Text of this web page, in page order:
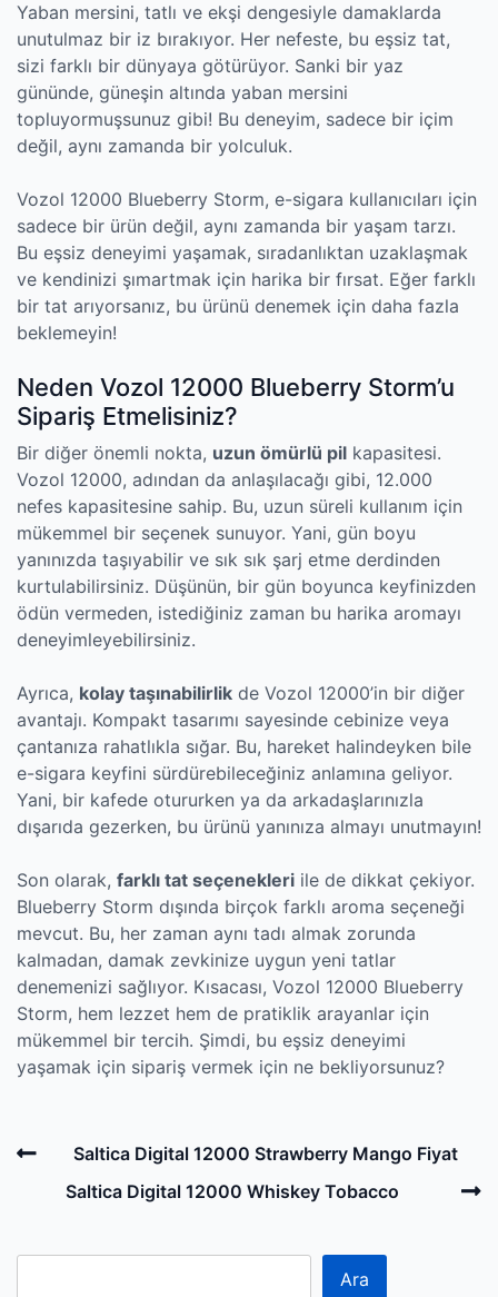
Yaban mersini, tatlı ve ekşi dengesiyle damaklarda
unutulmaz bir iz bırakıyor. Her nefeste, bu eşsiz tat,
sizi farklı bir dünyaya götürüyor. Sanki bir yaz
gününde, güneşin altında yaban mersini
topluyormuşsunuz gibi! Bu deneyim, sadece bir içim
değil, aynı zamanda bir yolculuk.
Vozol 12000 Blueberry Storm, e-sigara kullanıcıları için
sadece bir ürün değil, aynı zamanda bir yaşam tarzı.
Bu eşsiz deneyimi yaşamak, sıradanlıktan uzaklaşmak
ve kendinizi şımartmak için harika bir fırsat. Eğer farklı
bir tat arıyorsanız, bu ürünü denemek için daha fazla
beklemeyin!
Neden Vozol 12000 Blueberry Storm’u
Sipariş Etmelisiniz?
Bir diğer önemli nokta, uzun ömürlü pil kapasitesi.
Vozol 12000, adından da anlaşılacağı gibi, 12.000
nefes kapasitesine sahip. Bu, uzun süreli kullanım için
mükemmel bir seçenek sunuyor. Yani, gün boyu
yanınızda taşıyabilir ve sık sık şarj etme derdinden
kurtulabilirsiniz. Düşünün, bir gün boyunca keyfinizden
ödün vermeden, istediğiniz zaman bu harika aromayı
deneyimleyebilirsiniz.
Ayrıca, kolay taşınabilirlik de Vozol 12000’in bir diğer
avantajı. Kompakt tasarımı sayesinde cebinize veya
çantanıza rahatlıkla sığar. Bu, hareket halindeyken bile
e-sigara keyfini sürdürebileceğiniz anlamına geliyor.
Yani, bir kafede otururken ya da arkadaşlarınızla
dışarıda gezerken, bu ürünü yanınıza almayı unutmayın!
Son olarak, farklı tat seçenekleri ile de dikkat çekiyor.
Blueberry Storm dışında birçok farklı aroma seçeneği
mevcut. Bu, her zaman aynı tadı almak zorunda
kalmadan, damak zevkinize uygun yeni tatlar
denemenizi sağlıyor. Kısacası, Vozol 12000 Blueberry
Storm, hem lezzet hem de pratiklik arayanlar için
mükemmel bir tercih. Şimdi, bu eşsiz deneyimi
yaşamak için sipariş vermek için ne bekliyorsunuz?
Post
navigation
PreviousSaltica Digital 12000 Strawberry Mango Fiyat
Saltica Digital 12000 Whiskey Tobacco
Ara